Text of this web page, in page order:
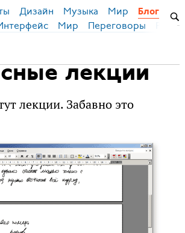
Дизайн Музыка Мир Блог
Мир Переговоры
лекции
лекции. Забавно это